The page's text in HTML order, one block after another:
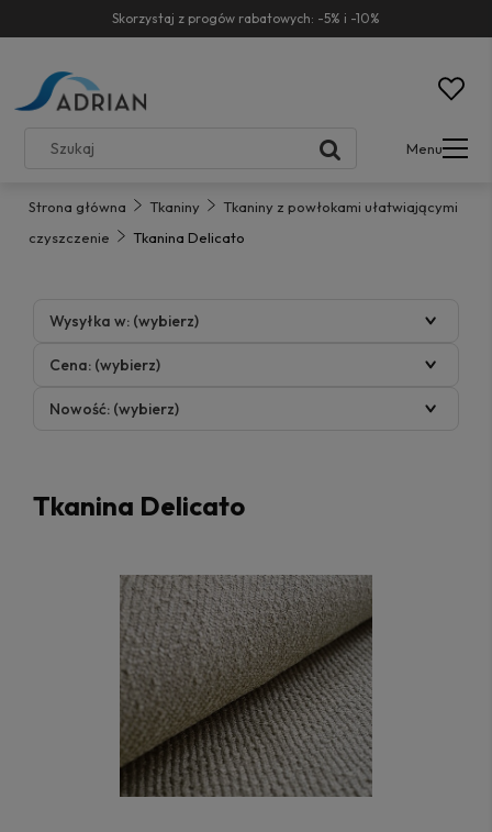
Skorzystaj z progów rabatowych: -5% i -10%
Menu
Strona główna Tkaniny
Tkaniny z powłokami ułatwiającymi
czyszczenie
Tkanina Delicato
Wysyłka w: (wybierz)
Cena: (wybierz)
Nowość: (wybierz)
Tkanina Delicato